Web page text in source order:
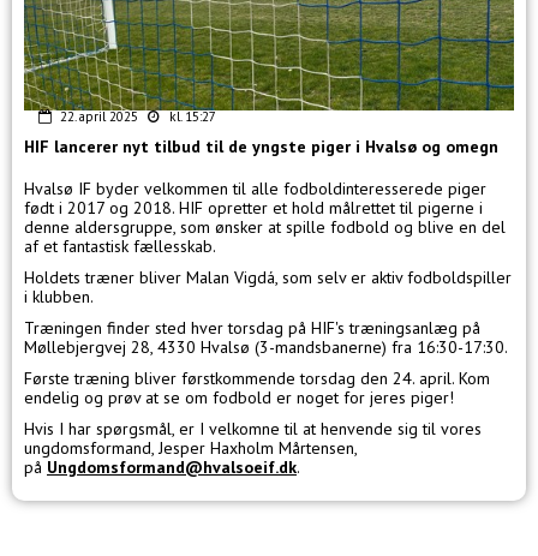
22. april 2025 kl. 15:27
HIF lancerer nyt tilbud til de yngste piger i Hvalsø og omegn
Hvalsø IF byder velkommen til alle fodboldinteresserede piger
født i 2017 og 2018. HIF opretter et hold målrettet til pigerne i
denne aldersgruppe, som ønsker at spille fodbold og blive en del
af et fantastisk fællesskab.
Holdets træner bliver Malan Vigdá, som selv er aktiv fodboldspiller
i klubben.
Træningen finder sted hver torsdag på HIF's træningsanlæg på
Møllebjergvej 28, 4330 Hvalsø (3-mandsbanerne) fra 16:30-17:30.
Første træning bliver førstkommende torsdag den 24. april. Kom
endelig og prøv at se om fodbold er noget for jeres piger!
Hvis I har spørgsmål, er I velkomne til at henvende sig til vores
ungdomsformand, Jesper Haxholm Mårtensen,
på Ungdomsformand@hvalsoeif.dk.